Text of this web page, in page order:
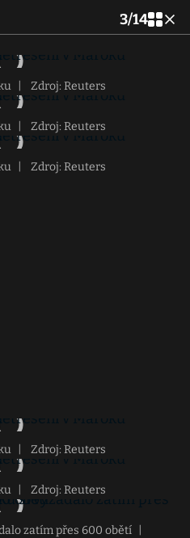
3/14
Zdroj: Reuters
Zdroj: Reuters
Zdroj: Reuters
Zdroj: Reuters
Zdroj: Reuters
zatím přes 600 obětí